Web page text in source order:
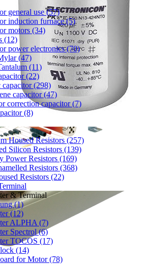
general use (57)
induction furnace (5)
motors (34)
(12)
power electronics (70)
(47)
(11)
(22)
(298)
capacitor (47)
correction capacitor (7)
(8)
Housed Resistors (257)
Silicon Resistors (139)
Power Resistors (169)
Resistors (368)
Resistors (22)
& Terminal
(1)
(12)
ALPHA (7)
Spectrol (6)
TOCOS (17)
(14)
for Motor (78)